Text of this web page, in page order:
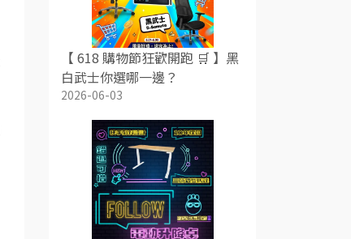
【 618 購物節狂歡開跑 🛒 】黑
白武士你選哪一邊？
2026-06-03